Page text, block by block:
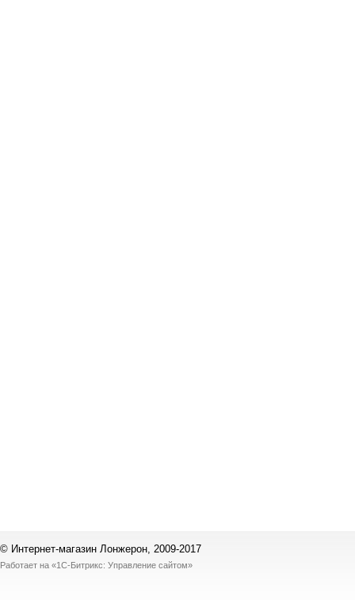
© Интернет-магазин Лонжерон, 2009-2017
Работает на «1С-Битрикс: Управление сайтом»